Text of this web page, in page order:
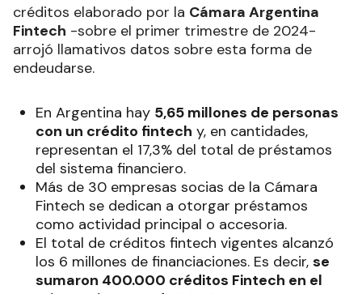
créditos elaborado por la Cámara Argentina
Fintech -sobre el primer trimestre de 2024-
arrojó llamativos datos sobre esta forma de
endeudarse.
En Argentina hay 5,65 millones de personas
con un crédito fintech y, en cantidades,
representan el 17,3% del total de préstamos
del sistema financiero.
Más de 30 empresas socias de la Cámara
Fintech se dedican a otorgar préstamos
como actividad principal o accesoria.
El total de créditos fintech vigentes alcanzó
los 6 millones de financiaciones. Es decir, se
sumaron 400.000 créditos Fintech en el